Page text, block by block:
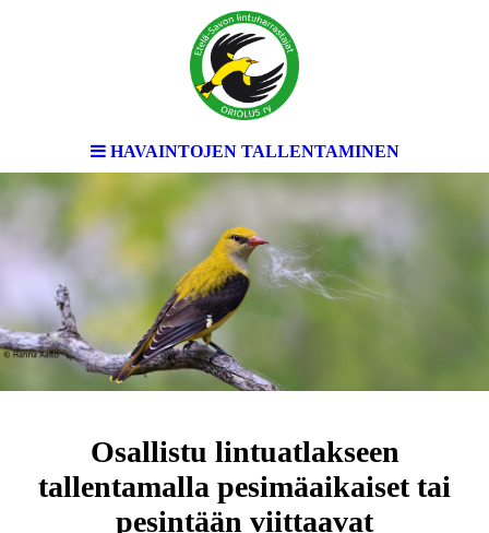
HAVAINTOJEN TALLENTAMINEN
Osallistu lintuatlakseen
tallentamalla pesimäaikaiset tai
pesintään viittaavat